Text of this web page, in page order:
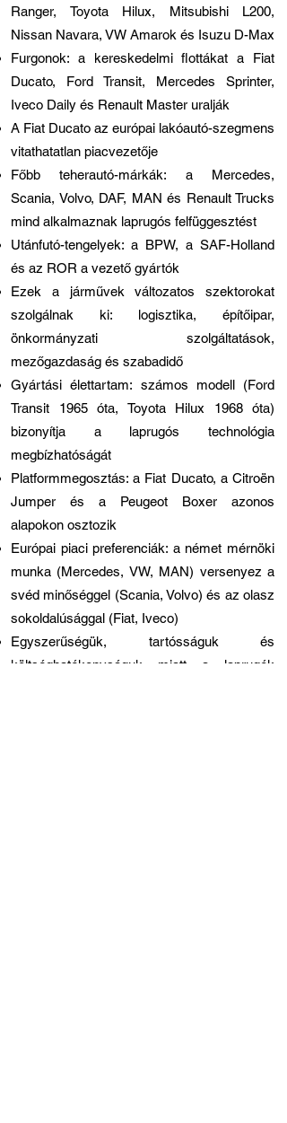
Ranger, Toyota Hilux, Mitsubishi L200,
Nissan Navara, VW Amarok és Isuzu D-Max
Furgonok: a kereskedelmi flottákat a Fiat
Ducato, Ford Transit, Mercedes Sprinter,
Iveco Daily és Renault Master uralják
A Fiat Ducato az európai lakóautó-szegmens
vitathatatlan piacvezetője
Főbb teherautó-márkák: a Mercedes,
Scania, Volvo, DAF, MAN és Renault Trucks
mind alkalmaznak laprugós felfüggesztést
Utánfutó-tengelyek: a BPW, a SAF-Holland
és az ROR a vezető gyártók
Ezek a járművek változatos szektorokat
szolgálnak ki: logisztika, építőipar,
önkormányzati szolgáltatások,
mezőgazdaság és szabadidő
Gyártási élettartam: számos modell (Ford
Transit 1965 óta, Toyota Hilux 1968 óta)
bizonyítja a laprugós technológia
megbízhatóságát
Platformmegosztás: a Fiat Ducato, a Citroën
Jumper és a Peugeot Boxer azonos
alapokon osztozik
Európai piaci preferenciák: a német mérnöki
munka (Mercedes, VW, MAN) versenyez a
svéd minőséggel (Scania, Volvo) és az olasz
sokoldalúsággal (Fiat, Iveco)
Egyszerűségük, tartósságuk és
költséghatékonyságuk miatt a laprugók